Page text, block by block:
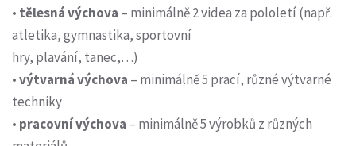
• tělesná výchova – minimálně 2 videa za pololetí (např.
atletika, gymnastika, sportovní
hry, plavání, tanec,…)
•výtvarná výchova – minimálně 5 prací, různé výtvarné
techniky
• pracovní výchova – minimálně 5 výrobků z různých